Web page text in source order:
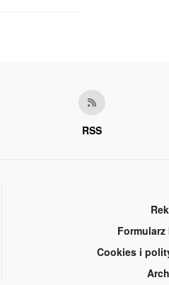
RSS
Cookies i